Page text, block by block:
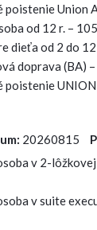
poistenie Union
od 12 r. –
dieťa od 2 do
doprava (BA) –
poistenie
20260815
v 2-lôžkovej
v suite